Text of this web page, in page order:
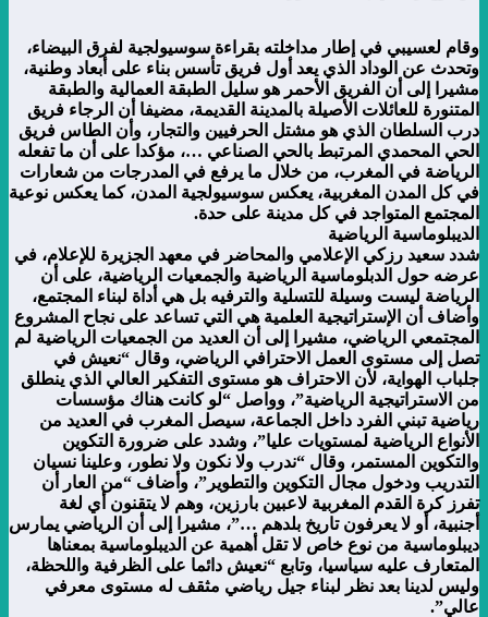
وقام لعسيبي في إطار مداخلته بقراءة سوسيولجية لفرق البيضاء،
وتحدث عن الوداد الذي يعد أول فريق تأسس بناء على أبعاد وطنية،
مشيرا إلى أن الفريق الأحمر هو سليل الطبقة العمالية والطبقة
المتنورة للعائلات الأصيلة بالمدينة القديمة، مضيفا أن الرجاء فريق
درب السلطان الذي هو مشتل الحرفيين والتجار، وأن الطاس فريق
الحي المحمدي المرتبط بالحي الصناعي …، مؤكدا على أن ما تفعله
الرياضة في المغرب، من خلال ما يرفع في المدرجات من شعارات
في كل المدن المغربية، يعكس سوسيولجية المدن، كما يعكس نوعية
المجتمع المتواجد في كل مدينة على حدة.
الديبلوماسية الرياضية
شدد سعيد رزكي الإعلامي والمحاضر في معهد الجزيرة للإعلام، في
عرضه حول الدبلوماسية الرياضية والجمعيات الرياضية، على أن
الرياضة ليست وسيلة للتسلية والترفيه بل هي أداة لبناء المجتمع،
وأضاف أن الإستراتيجية العلمية هي التي تساعد على نجاح المشروع
المجتمعي الرياضي، مشيرا إلى أن العديد من الجمعيات الرياضية لم
تصل إلى مستوى العمل الاحترافي الرياضي، وقال “نعيش في
جلباب الهواية، لأن الاحتراف هو مستوى التفكير العالي الذي ينطلق
من الاستراتيجية الرياضية”، وواصل “لو كانت هناك مؤسسات
رياضية تبني الفرد داخل الجماعة، سيصل المغرب في العديد من
الأنواع الرياضية لمستويات عليا”، وشدد على ضرورة التكوين
والتكوين المستمر، وقال “ندرب ولا نكون ولا نطور، وعلينا نسيان
التدريب ودخول مجال التكوين والتطوير”، وأضاف “من العار أن
تفرز كرة القدم المغربية لاعبين بارزين، وهم لا يتقنون أي لغة
أجنبية، أو لا يعرفون تاريخ بلدهم …”، مشيرا إلى أن الرياضي يمارس
ديبلوماسية من نوع خاص لا تقل أهمية عن الديبلوماسية بمعناها
المتعارف عليه سياسيا، وتابع “نعيش دائما على الظرفية واللحظة،
وليس لدينا بعد نظر لبناء جيل رياضي مثقف له مستوى معرفي
عالي”.